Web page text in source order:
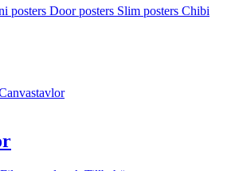
posters Door posters Slim posters Chibi